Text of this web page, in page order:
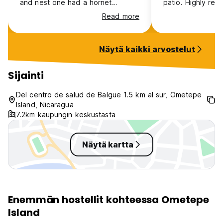
and nest one had a hornet
infestation. Staff cleaned it and
from then on didn’t have a
problem but it didn’t feel very
bitten so badly. The shared
bathrooms seem better than
private rooms. Food was nice but
expensive. Hostel was very out of
the way but good for volcano
hike
Read more
patio. Highly
Näytä kaikki arvostelut
Sijainti
Del centro de salud de Balgue 1.5 km al sur, Ometepe
Island, Nicaragua
7.2km kaupungin keskustasta
Näytä kartta
Enemmän hostellit kohteessa Ometepe
Island